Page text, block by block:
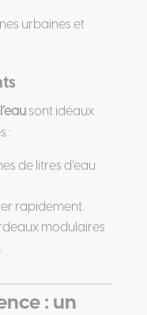
urbaines et
sont idéaux
:
de litres d’eau
rapidement.
modulaires
: un